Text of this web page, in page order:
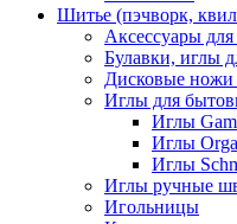
Шитье (пэчворк,
Аксессуары
Булавки, иглы
Дисковые ножи
Иглы для
Иглы
Иглы
Иглы
Иглы ручные
Игольницы